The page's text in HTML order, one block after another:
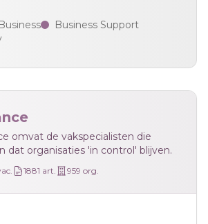
Business
Business Support
omvat de vakspecialisten die
dat organisaties 'in control' blijven.
1881 art. 959 org.